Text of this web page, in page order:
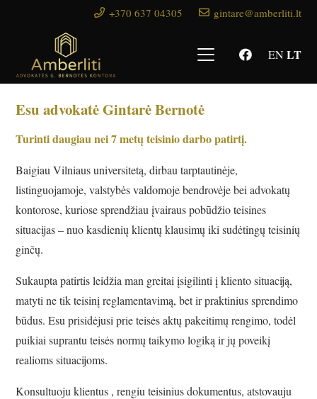
+370 637 04305 gintare@amberliti.lt
EN LT
Esu advokatė Gintarė Bernotė
Turinti daugiau nei 7 metų teisinio darbo patirtį.
Baigiau Vilniaus universitetą, dirbau tarptautinėje,
listinguojamoje, valstybės valdomoje bendrovėje bei advokatų
kontorose, kuriose sprendžiau įvairaus pobūdžio teisines
situacijas – nuo kasdienių klientų klausimų iki sudėtingų teisinių
ginčų.
Sukaupta patirtis leidžia man greitai įsigilinti į kliento situaciją,
matyti ne tik teisinį reglamentavimą, bet ir praktinius sprendimo
būdus. Esu prisidėjusi prie teisės aktų pakeitimų rengimo, todėl
puikiai suprantu teisės normų taikymo logiką ir jų poveikį
realioms situacijoms.
Konsultuoju klientus , rengiu teisinius dokumentus, atstovauju